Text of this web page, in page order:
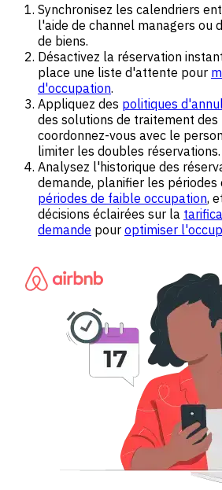
Synchronisez les calendriers
l'aide de channel managers ou
de biens.
Désactivez la réservation
place une liste d'attente pour
d'occupation.
Appliquez des politiques
des solutions de traitement
coordonnez-vous avec le
limiter les doubles réservations.
Analysez l'historique des
demande, planifier les périodes
périodes de faible occupation,
décisions éclairées sur la
demande pour optimiser